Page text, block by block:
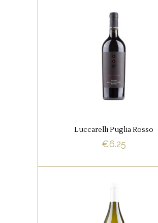
RODE WIJNEN
Een heerlijke wijn met een
body, zachte tannine en
in balans.
BUY NOW
Luccarelli Puglia Rosso
€6.25
WITTE WIJNEN